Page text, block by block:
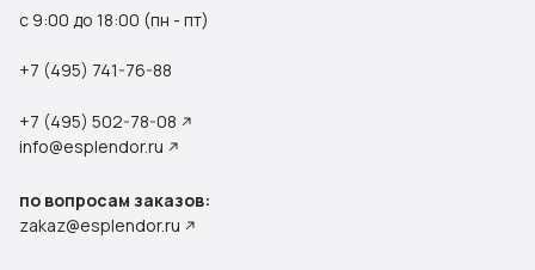
с 9:00 до 18:00 (пн - пт)
+7 (495) 741-76-88
+7 (495) 502-78-08
info@esplendor.ru
по вопросам заказов:
zakaz@esplendor.ru